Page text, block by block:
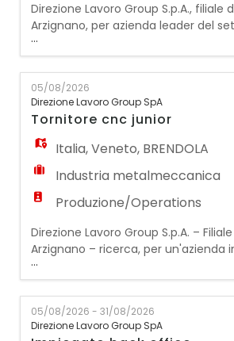
Direzione Lavoro Group S.p.A., filiale
Arzignano, per azienda leader del
metalmeccanico, ricerca una figura
TORNITORE CNC – Esperto La
occuperà di: - Carico e scarico dei
tornio CNC - Controllo qualità visivo e
dimensionale dei pezzi lavorati
utilizzo di calibro, micrometro e
comparatori
...
05/08/2026
Direzione Lavoro Group SpA
Tornitore cnc junior
Italia,Veneto, BRENDOLA
Industria metalmeccanica
Produzione/Operations
Direzione Lavoro Group S.p.A. –
Arzignano – ricerca, per un'azienda
continua crescita operante nel
metalmeccanico, una figura di:
CNC Junior Mansioni: -
attrezzaggio e conduzione di torni
la produzione di particolari
...
05/08/2026 - 31/08/2026
Direzione Lavoro Group SpA